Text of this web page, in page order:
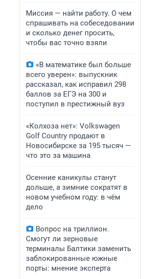
Миссия — найти работу. О чем
спрашивать на собеседовании
и сколько денег просить,
чтобы вас точно взяли
«В математике был больше
всего уверен»: выпускник
рассказал, как исправил 298
баллов за ЕГЭ на 300 и
поступил в престижный вуз
«Колхоза нет»: Volkswagen
Golf Сountry продают в
Новосибирске за 195 тысяч —
что это за машина
Осенние каникулы станут
дольше, а зимние сократят в
новом учебном году: в чём
дело
Вопрос на триллион.
Смогут ли зерновые
терминалы Балтики заменить
заблокированные южные
порты: мнение эксперта